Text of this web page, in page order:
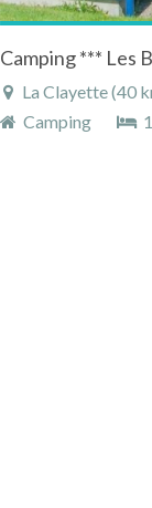
Camping *** Les
La Clayette (40
Camping